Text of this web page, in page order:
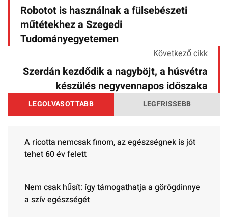
Robotot is használnak a fülsebészeti
műtétekhez a Szegedi
Tudományegyetemen
Következő cikk
Szerdán kezdődik a nagyböjt, a húsvétra
készülés negyvennapos időszaka
LEGOLVASOTTABB LEGFRISSEBB
A ricotta nemcsak finom, az egészségnek is jót
tehet 60 év felett
Nem csak hűsít: így támogathatja a görögdinnye
a szív egészségét